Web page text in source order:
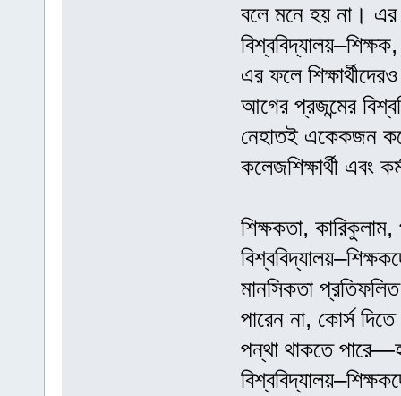
বলে মনে হয় না। এর
এর ফলে
আগের প্রজন্মের
নেহাতই একেকজন
কলেজশিক্ষার্থী এবং
শিক্ষকতা,
মানসিকতা প্রতিফলিত
পারেন না, কোর্স
পন্থা থাকতে